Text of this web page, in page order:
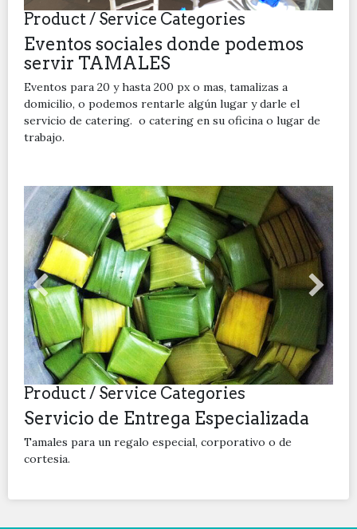
Product / Service Categories
Eventos sociales donde podemos
servir TAMALES
Eventos para 20 y hasta 200 px o mas, tamalizas a
domicilio, o podemos rentarle algún lugar y darle el
servicio de catering. o catering en su oficina o lugar de
trabajo.
Product / Service Categories
Servicio de Entrega Especializada
Tamales para un regalo especial, corporativo o de
cortesia.